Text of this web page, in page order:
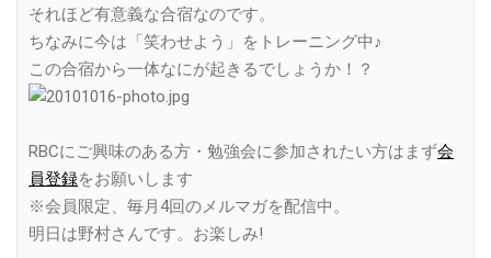
それほど有意義な合宿なのです。
ちなみに今は「笑わせよう」をトレーニング中♪
この合宿から一体なにが起きるでしょうか！？
RBCにご興味のある方・勉強会に参加されたい方はまず会
員登録をお願いします
※会員限定、毎月4回のメルマガを配信中。
明日は野村さんです。お楽しみ!